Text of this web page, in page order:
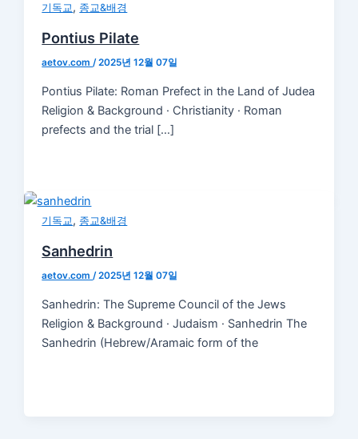
기독교, 종교&배경
Pontius Pilate
aetov.com/2025년 12월 07일
Pontius Pilate: Roman Prefect in the Land of Judea
Religion & Background · Christianity · Roman
prefects and the trial […]
기독교, 종교&배경
Sanhedrin
aetov.com/2025년 12월 07일
Sanhedrin: The Supreme Council of the Jews
Religion & Background · Judaism · Sanhedrin The
Sanhedrin (Hebrew/Aramaic form of the